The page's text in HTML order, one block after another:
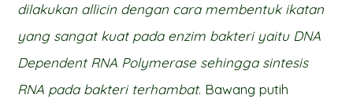
dilakukan allicin dengan cara membentuk ikatan
yang sangat kuat pada enzim bakteri yaitu DNA
Dependent RNA Polymerase sehingga sintesis
RNA pada bakteri terhambat. Bawang putih